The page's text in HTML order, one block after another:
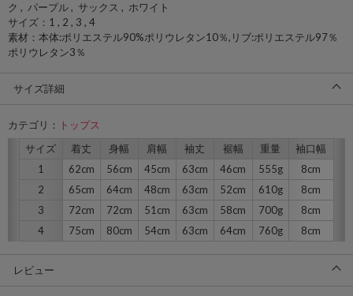
ク , パープル , サックス , ホワイト
サイズ：1 , 2 , 3 , 4
素材：本体:ポリエステル90%ポリウレタン10％,リブ:ポリエステル97％
ポリウレタン3％
サイズ詳細
カテゴリ：
トップス
サイズ
着丈 身幅 肩幅 袖丈 裾幅 重量
袖口幅
1
62cm 56cm 45cm 63cm 46cm 555g
8cm
2
65cm 64cm 48cm 63cm 52cm 610g
8cm
3
72cm 72cm 51cm 63cm 58cm 700g
8cm
4
75cm 80cm 54cm 63cm 64cm 760g 8cm
レビュー